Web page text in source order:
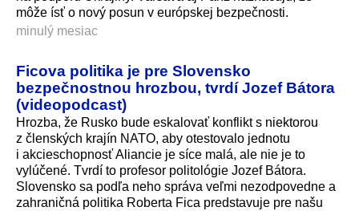
môže ísť o nový posun v európskej bezpečnosti.
minulý mesiac
Ficova politika je pre Slovensko
bezpečnostnou hrozbou, tvrdí Jozef Bátora
(videopodcast)
Hrozba, že Rusko bude eskalovať konflikt s niektorou
z členských krajín NATO, aby otestovalo jednotu
i akcieschopnosť Aliancie je síce malá, ale nie je to
vylúčené. Tvrdí to profesor politológie Jozef Bátora.
Slovensko sa podľa neho správa veľmi nezodpovedne a
zahraničná politika Roberta Fica predstavuje pre našu